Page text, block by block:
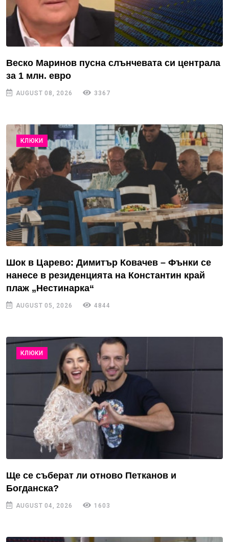
Веско Маринов пусна слънчевата си централа
за 1 млн. евро
AUGUST 08, 2026 3367
КЛЮКИ
Шок в Царево: Димитър Ковачев – Фънки се
нанесе в резиденцията на Константин край
плаж „Нестинарка“
AUGUST 05, 2026 4844
КЛЮКИ
Ще се съберат ли отново Петканов и
Богданска?
AUGUST 04, 2026 1603